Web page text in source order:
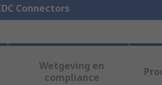
Connectors
Wetgeving en
compliance